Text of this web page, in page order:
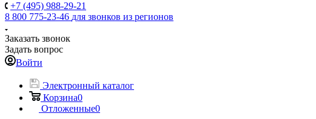
+7 (495) 988-29-21
8 800 775-23-46 для звонков из регионов
Заказать звонок
Задать вопрос
Войти
Электронный каталог
Корзина0
Отложенные0